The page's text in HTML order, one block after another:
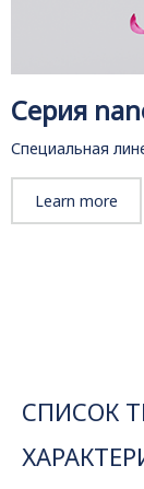
Серия
Специальная
Learn more
СПИСОК